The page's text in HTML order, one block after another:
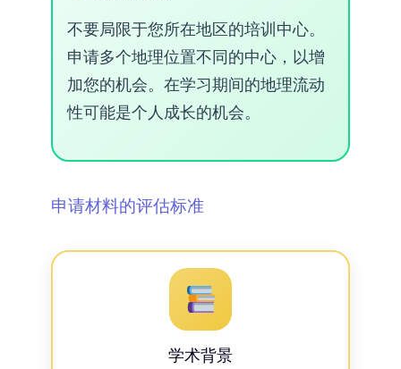
不要局限于您所在地区的培训中心。
申请多个地理位置不同的中心，以增
加您的机会。在学习期间的地理流动
性可能是个人成长的机会。
申请材料的评估标准
学术背景